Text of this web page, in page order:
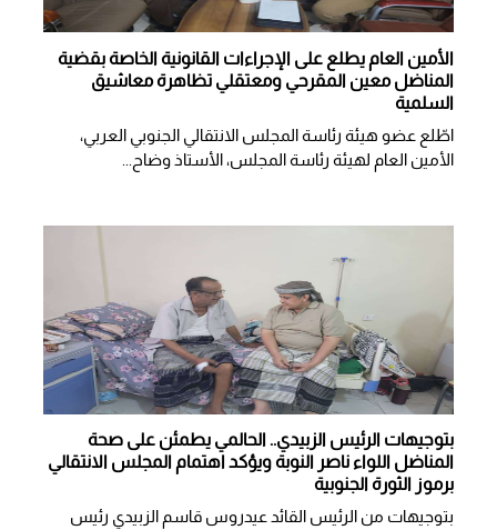
الأمين العام يطلع على الإجراءات القانونية الخاصة بقضية
المناضل معين المقرحي ومعتقلي تظاهرة معاشيق
السلمية
اطّلع عضو هيئة رئاسة المجلس الانتقالي الجنوبي العربي،
الأمين العام لهيئة رئاسة المجلس، الأستاذ وضاح...
بتوجيهات الرئيس الزبيدي.. الحالمي يطمئن على صحة
المناضل اللواء ناصر النوبة ويؤكد اهتمام المجلس الانتقالي
برموز الثورة الجنوبية
بتوجيهات من الرئيس القائد عيدروس قاسم الزبيدي رئيس